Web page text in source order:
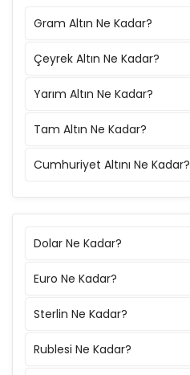
Gram Altın Ne Kadar?
Çeyrek Altın Ne Kadar?
Yarım Altın Ne Kadar?
Tam Altın Ne Kadar?
Cumhuriyet Altını Ne Kadar?
Dolar Ne Kadar?
Euro Ne Kadar?
Sterlin Ne Kadar?
Rublesi Ne Kadar?